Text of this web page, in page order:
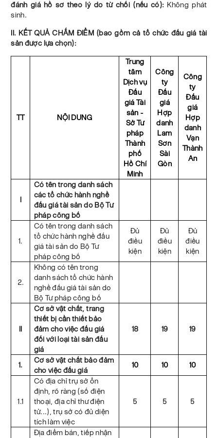
đánh giá hồ sơ theo lý do từ chối (nếu có): Không phát
sinh.
II. KẾT QUẢ CHẤM ĐIỂM (bao gồm cả tổ chức đấu giá tài
sản được lựa chọn):
TT NỘI DUNG
Trung
tâm
Dịch vụ
Đấu
giá Tài
sản -
Sở Tư
pháp
Thành
phố
Hồ Chí
Minh
Công
ty
Đấu
giá
Hợp
danh
Lam
Sơn
Sài
Gòn
Công
ty
Đấu
giá
Hợp
danh
Vạn
Thành
An
I
Có tên trong danh sách
các tổ chức hành nghề
đấu giá tài sản do Bộ Tư
pháp công bố
1.
Có tên trong danh sách
tổ chức hành nghề đấu
giá tài sản do Bộ Tư
pháp công bố
Đủ
điều
kiện
Đủ
điều
kiện
Đủ
điều
kiện
2.
Không có tên trong
danh sách tổ chức hành
nghề đấu giá tài sản do
Bộ Tư pháp công bố
II
Cơ sở vật chất, trang
thiết bị cần thiết bảo
đảm cho việc đấu giá
đối với loại tài sản đấu
giá
18 19 19
1.
Cơ sở vật chất bảo đảm
cho việc đấu giá
10 10 10
1.1
Có địa chỉ trụ sở ổn
định, rõ ràng (số điện
thoại, địa chỉ thư điện
tử...), trụ sở có đủ diện
tích làm việc
5 5 5
Địa điểm bán, tiếp nhận